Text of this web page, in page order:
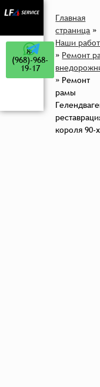
8-
(968)-968-
19-17
Главная
страница »
Наши
» Ремонт
» Ремонт
рамы
короля 90-х